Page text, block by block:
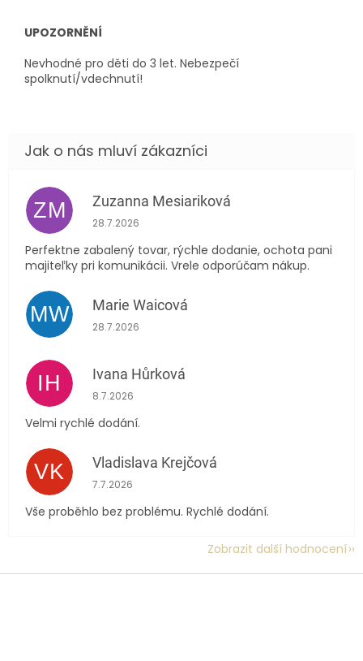
UPOZORNĚNÍ
Nevhodné pro děti do 3 let. Nebezpečí
spolknutí/vdechnutí!
ZM Zuzanna Mesiariková
Hodnocení obchodu je 5 z 5 hvězdiček.
28.7.2026
Perfektne zabalený tovar, rýchle dodanie, ochota pani
majiteľky pri komunikácii. Vrele odporúčam nákup.
MW Marie Waicová
Hodnocení obchodu je 5 z 5 hvězdiček.
28.7.2026
IH Ivana Hůrková
Hodnocení obchodu je 5 z 5 hvězdiček.
8.7.2026
Velmi rychlé dodání.
VK Vladislava Krejčová
Hodnocení obchodu je 5 z 5 hvězdiček.
7.7.2026
Vše proběhlo bez problému. Rychlé dodání.
Zobrazit další hodnocení